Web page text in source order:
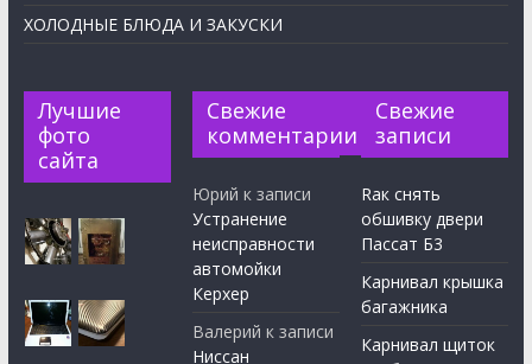
ХОЛОДНЫЕ БЛЮДА И ЗАКУСКИ
Лучшие
фото
сайта
Свежие
комментарии
Юрий к записи
Устранение
неисправности
автомойки
Керхер
Валерий к записи
Ниссан
Свежие
записи
Rак снять
обшивку двери
Пассат Б3
Карнивал крышка
багажника
Карнивал щиток